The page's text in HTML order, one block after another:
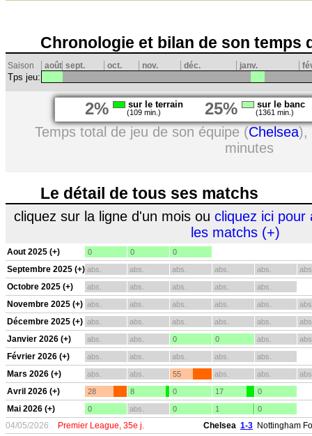
Chronologie et bilan de son temps
Saison août sept. oct. nov. déc. janv.
Tps jeu:
2% sur le terrain
(109 min.) 25% sur le banc
(1361 min.)
Temps total de jeu de son équipe (Chelsea),
minutes
Le détail de tous ses matchs
cliquez sur la ligne d'un mois ou cliquez ici pour
les matchs (+)
Aout 2025 (+) 0 0 0
Septembre 2025 (+) abs. abs. abs. abs. abs.
Octobre 2025 (+) abs. abs. abs. abs. abs.
Novembre 2025 (+) abs. abs. abs. abs. abs.
Décembre 2025 (+) abs. abs. abs. abs. abs.
Janvier 2026 (+) abs. abs. 0 0 abs.
Février 2026 (+) abs. abs. abs. abs. abs.
Mars 2026 (+) abs. abs. 55 abs. abs.
Avril 2026 (+) 28 8 0 17 0
Mai 2026 (+) 0 abs. 0 1 0
04/05/2026 Premier League, 35e j. Chelsea 1-3 Nottingham